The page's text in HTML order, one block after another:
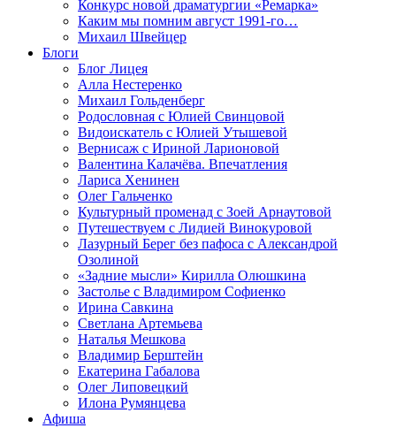
Конкурс новой драматургии «Ремарка»
Каким мы помним август 1991-го…
Михаил Швейцер
Блоги
Блог Лицея
Алла Нестеренко
Михаил Гольденберг
Родословная с Юлией Свинцовой
Видоискатель с Юлией Утышевой
Вернисаж с Ириной Ларионовой
Валентина Калачёва. Впечатления
Лариса Хенинен
Олег Гальченко
Культурный променад с Зоей Арнаутовой
Путешествуем с Лидией Винокуровой
Лазурный Берег без пафоса с Александрой
Озолиной
«Задние мысли» Кирилла Олюшкина
Застолье с Владимиром Софиенко
Ирина Савкина
Светлана Артемьева
Наталья Мешкова
Владимир Берштейн
Екатерина Габалова
Олег Липовецкий
Илона Румянцева
Афиша